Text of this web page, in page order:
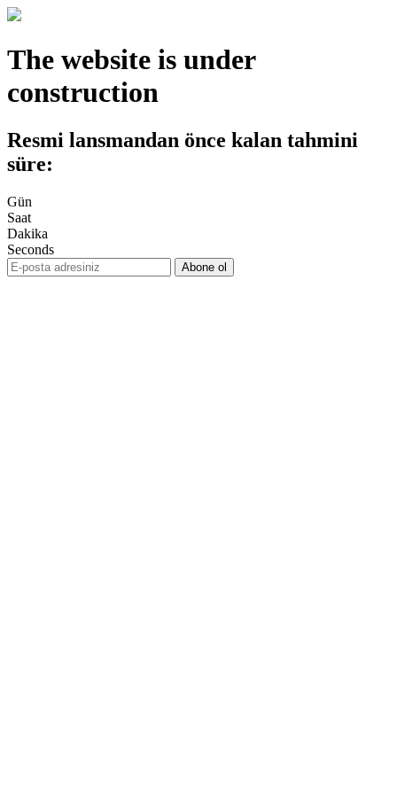
The website is under
construction
Resmi lansmandan önce kalan tahmini
süre:
Gün
Saat
Dakika
Seconds